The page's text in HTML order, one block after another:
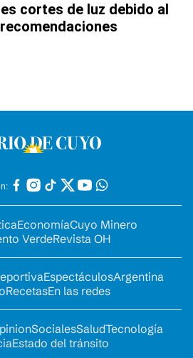
cortes de luz debido al
EconomíaCuyo Minero
VerdeRevista OH
EspectáculosArgentina
RecetasEn las redes
SocialesSaludTecnología
Estado del tránsito